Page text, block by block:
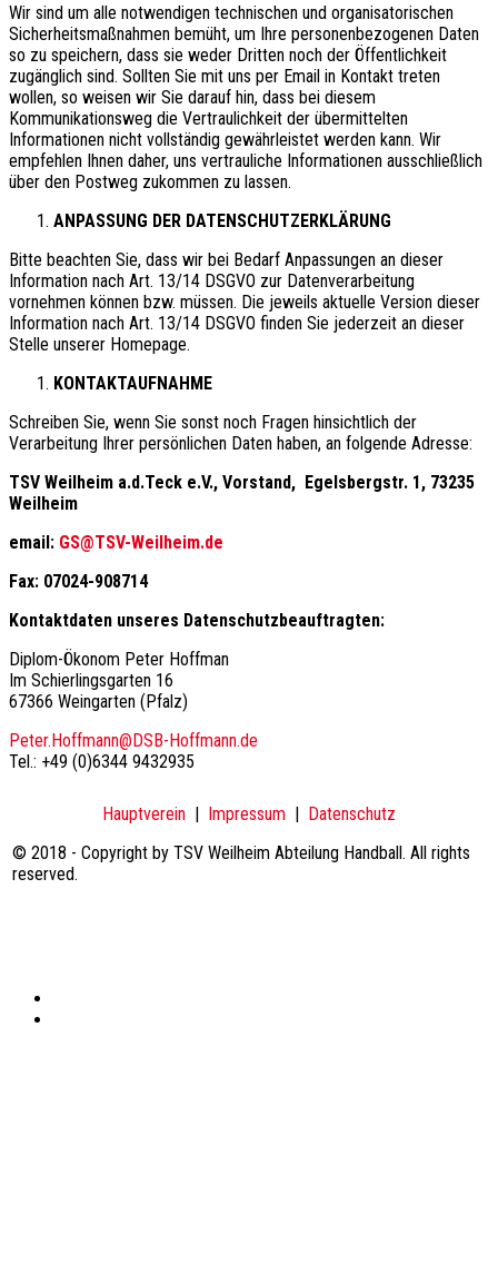
Wir sind um alle notwendigen technischen und organisatorischen
Sicherheitsmaßnahmen bemüht, um Ihre personenbezogenen Daten
so zu speichern, dass sie weder Dritten noch der Öffentlichkeit
zugänglich sind. Sollten Sie mit uns per Email in Kontakt treten
wollen, so weisen wir Sie darauf hin, dass bei diesem
Kommunikationsweg die Vertraulichkeit der übermittelten
Informationen nicht vollständig gewährleistet werden kann. Wir
empfehlen Ihnen daher, uns vertrauliche Informationen ausschließlich
über den Postweg zukommen zu lassen.
ANPASSUNG DER DATENSCHUTZERKLÄRUNG
Bitte beachten Sie, dass wir bei Bedarf Anpassungen an dieser
Information nach Art. 13/14 DSGVO zur Datenverarbeitung
vornehmen können bzw. müssen. Die jeweils aktuelle Version dieser
Information nach Art. 13/14 DSGVO finden Sie jederzeit an dieser
Stelle unserer Homepage.
KONTAKTAUFNAHME
Schreiben Sie, wenn Sie sonst noch Fragen hinsichtlich der
Verarbeitung Ihrer persönlichen Daten haben, an folgende Adresse:
TSV Weilheim a.d.Teck e.V., Vorstand, Egelsbergstr. 1, 73235
Weilheim
email: GS@TSV-Weilheim.de
Fax: 07024-908714
Kontaktdaten unseres Datenschutzbeauftragten:
Diplom-Ökonom Peter Hoffman
Im Schierlingsgarten 16
67366 Weingarten (Pfalz)
Peter.Hoffmann@DSB-Hoffmann.de
Tel.: +49 (0)6344 9432935
Hauptverein | Impressum | Datenschutz
© 2018 - Copyright by TSV Weilheim Abteilung Handball. All rights
reserved.